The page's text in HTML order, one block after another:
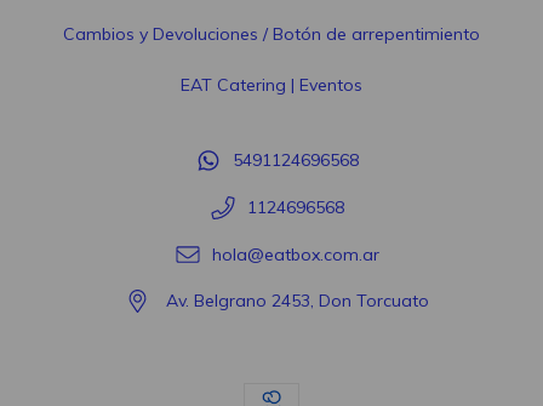
Cambios y Devoluciones / Botón de arrepentimiento
EAT Catering | Eventos
5491124696568
1124696568
hola@eatbox.com.ar
Av. Belgrano 2453, Don Torcuato